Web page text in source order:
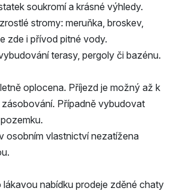
soukromí a krásné výhledy.
stromy: meruňka, broskev,
zde i přívod pitné vody.
terasy, pergoly či bazénu.
oplocena. Příjezd je možný až k
Případně vybudovat
osobním vlastnictví nezatížena
lákavou nabídku prodeje zděné chaty